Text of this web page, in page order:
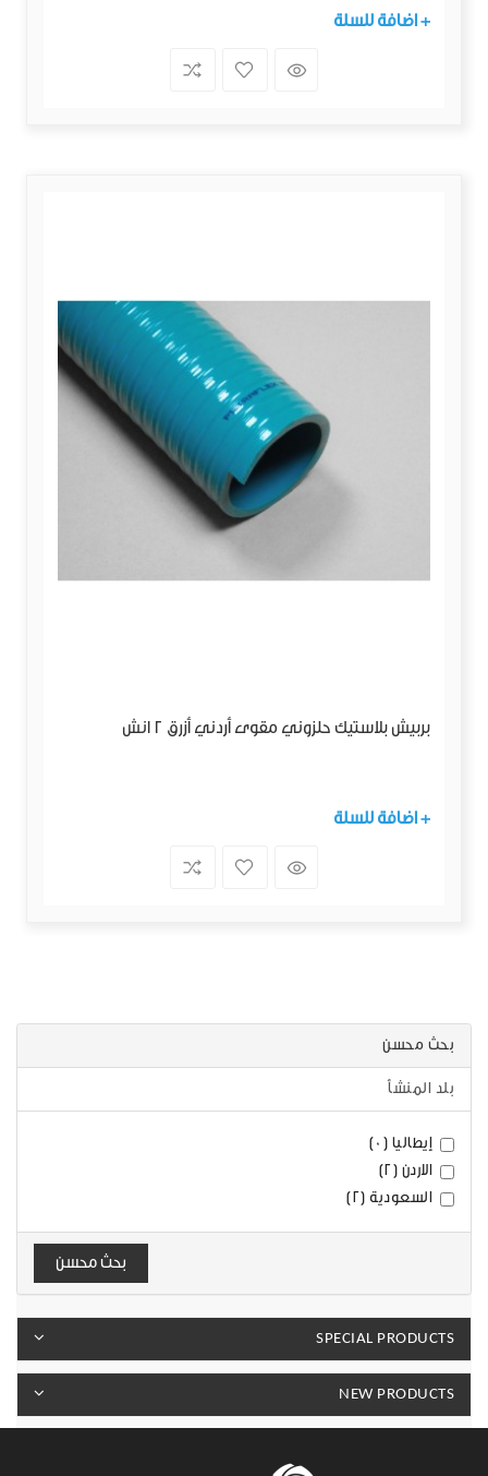
+ اضافة للسلة
بربيش بلاستيك حلزوني مقوى أردني أزرق 2 انش
+ اضافة للسلة
بحث محسن
بلد المنشأ
إيطاليا (0)
الاردن (2)
السعودية (2)
بحث محسن
SPECIAL PRODUCTS
NEW PRODUCTS